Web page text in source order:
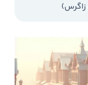
زاگرس)